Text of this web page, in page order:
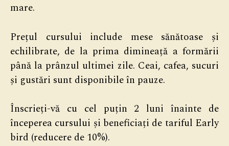
mare.
Prețul cursului include mese sănătoase și
echilibrate, de la prima dimineață a formării
până la prânzul ultimei zile. Ceai, cafea, sucuri
și gustări sunt disponibile în pauze.
Înscrieți-vă cu cel puțin 2 luni înainte de
începerea cursului și beneficiați de tariful Early
bird (reducere de 10%).